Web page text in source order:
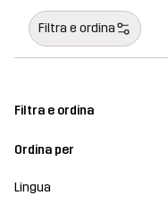
Filtra e ordina
Filtra e ordina
Ordina per
Lingua